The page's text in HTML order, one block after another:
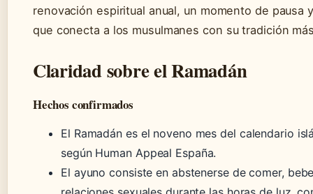
renovación espiritual anual, un momento de pausa
que conecta a los musulmanes con su tradición
Claridad sobre el Ramadán
Hechos confirmados
El Ramadán es el noveno mes del calendario
según Human Appeal España.
El ayuno consiste en abstenerse de comer,